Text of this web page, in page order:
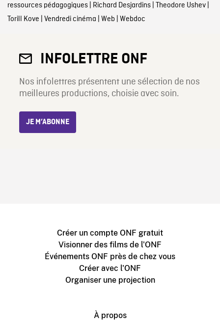
ressources pédagogiques| Richard Desjardins| Theodore Ushev|
Torill Kove | Vendredi cinéma | Web | Webdoc
INFOLETTRE ONF
Nos infolettres présentent une sélection de nos
meilleures productions, choisie avec soin.
JE M’ABONNE
Créer un compte ONF gratuit
Visionner des films de l'ONF
Événements ONF près de chez vous
Créer avec l'ONF
Organiser une projection
À propos